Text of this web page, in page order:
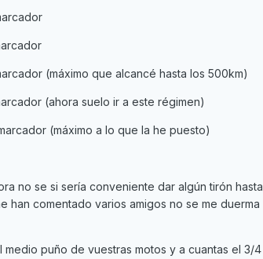
(máximo que alcancé hasta los 500km)
(ahora suelo ir a este régimen)
(máximo a lo que la he puesto)
no se si sería conveniente dar algún tirón hasta
comentado varios amigos no se me duerma
puño de vuestras motos y a cuantas el 3/4